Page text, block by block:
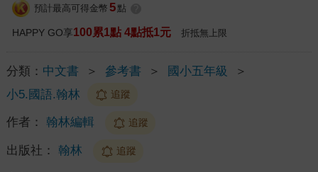
預計最高可得金幣 5 點
HAPPY GO享100累1點 4點抵1元 折抵無上限
分類： 中文書 ＞ 參考書 ＞ 國小五年級
＞
小5.國語.翰林
追蹤
作者： 翰林編輯 追蹤
出版社： 翰林 追蹤